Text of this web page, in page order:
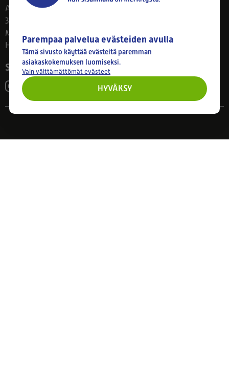
Ahlmanintie 61
33800 Tampere
Ma–Pe 8–17
Huom! Myymälän poikkeusaukiolot: 27.7.-21.8. klo 8-16
Seuraa meitä
Parempaa palvelua evästeiden avulla
Tämä sivusto käyttää evästeitä paremman
asiakaskokemuksen luomiseksi.
Vain välttämättömät evästeet
HYVÄKSY